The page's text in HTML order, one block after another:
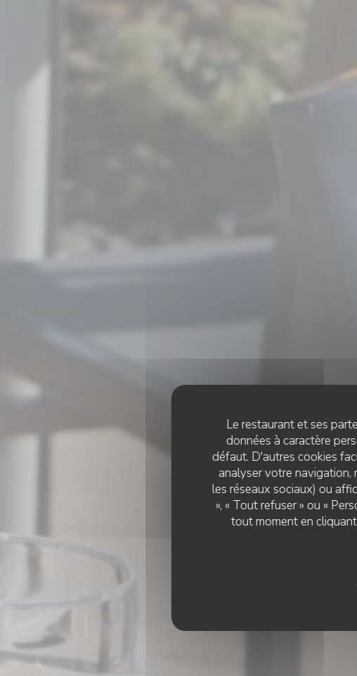
Le restaurant et ses
données à caractère
défaut. D'autres cookies
analyser votre navigation,
les réseaux sociaux) ou
», « Tout refuser » ou «
tout moment en